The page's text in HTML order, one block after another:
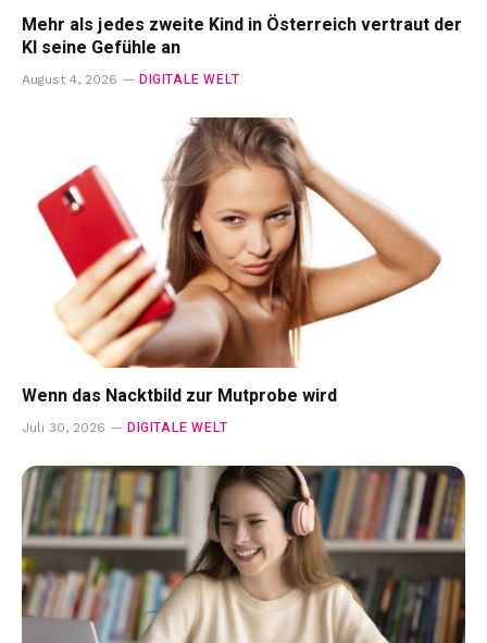
Mehr als jedes zweite Kind in Österreich vertraut der
KI seine Gefühle an
August 4, 2026 DIGITALE WELT
Wenn das Nacktbild zur Mutprobe wird
Juli 30, 2026 DIGITALE WELT